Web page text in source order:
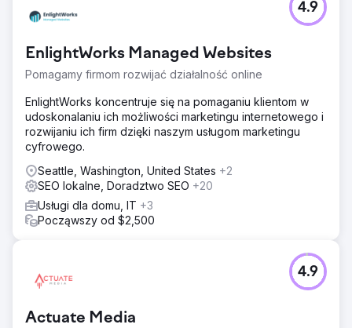
EnlightWorks Managed Websites
Pomagamy firmom rozwijać działalność online
4.9
EnlightWorks koncentruje się na pomaganiu klientom w
udoskonalaniu ich możliwości marketingu internetowego i
rozwijaniu ich firm dzięki naszym usługom marketingu
cyfrowego.
Seattle, Washington, United States +2
SEO lokalne, Doradztwo SEO +20
Usługi dla domu, IT +3
Począwszy od $2,500
Actuate Media
4.9